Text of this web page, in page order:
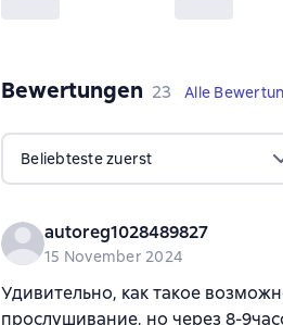
Bewertungen 23
23 Alle
Beliebteste zuerst
autoreg1028489827
15 November 2024
Удивительно, как такое
прослушивание, но через 8-